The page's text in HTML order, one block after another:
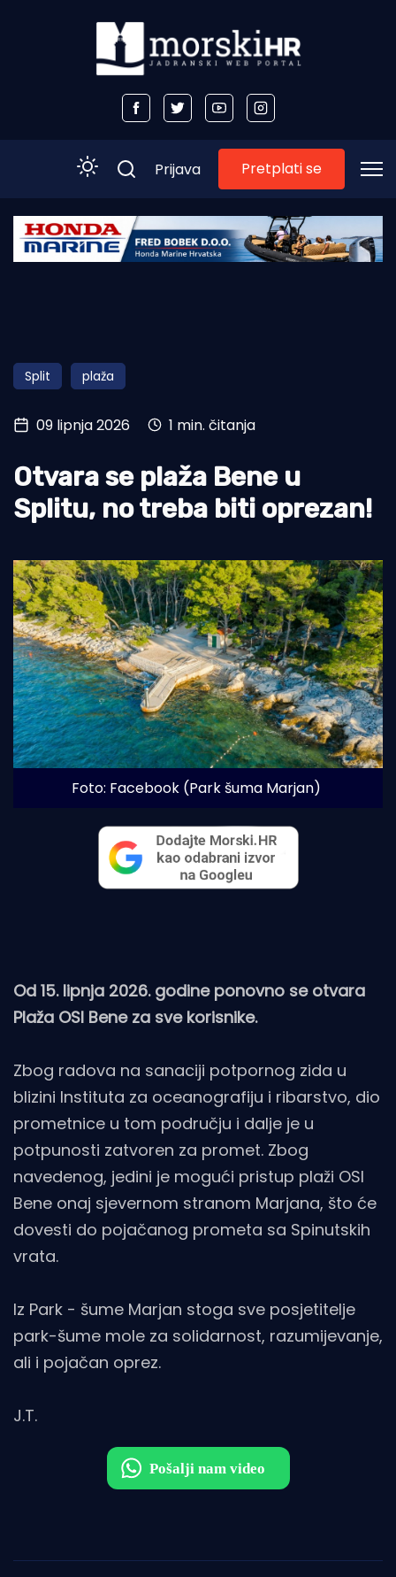
Početna
Obala
Otoci
Turizam i nautika
Pomorstvo
Ribolov
Tradicija i kultura
Prijava Pretplati se
Split plaža
09 lipnja 2026 1 min. čitanja
Otvara se plaža Bene u
Splitu, no treba biti oprezan!
Foto: Facebook (Park šuma Marjan)
Od 15. lipnja 2026. godine ponovno se otvara
Plaža OSI Bene za sve korisnike.
Zbog radova na sanaciji potpornog zida u
blizini Instituta za oceanografiju i ribarstvo, dio
prometnice u tom području i dalje je u
potpunosti zatvoren za promet. Zbog
navedenog, jedini je mogući pristup plaži OSI
Bene onaj sjevernom stranom Marjana, što će
dovesti do pojačanog prometa sa Spinutskih
vrata.
Iz Park - šume Marjan stoga sve posjetitelje
park-šume mole za solidarnost, razumijevanje,
ali i pojačan oprez.
J.T.